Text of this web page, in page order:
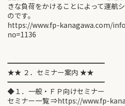
きな負荷をかけることによって運航
のです。
https://www.fp-kanagawa.com/
no=1136
━━━━━━━━━━━━━━
★★ ２．セミナー案内 ★★
━━━━━━━━━━━━━━
◆１．一般・ＦＰ向けセミナー
セミナー一覧 ⇒https://www.fp-